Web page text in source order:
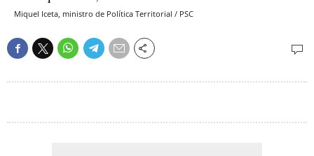
Miquel Iceta, ministro de Política Territorial / PSC